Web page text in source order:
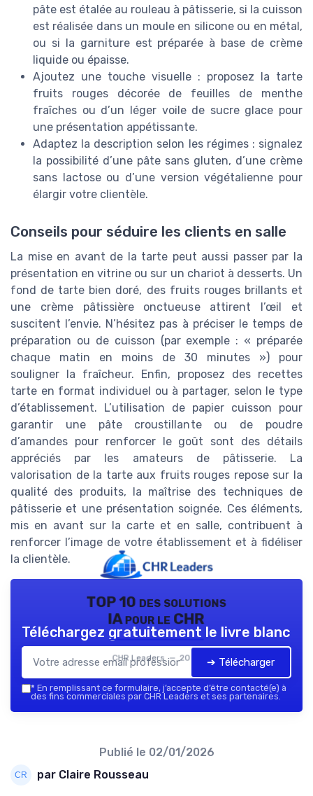
pâte est étalée au rouleau à pâtisserie, si la cuisson
est réalisée dans un moule en silicone ou en métal,
ou si la garniture est préparée à base de crème
liquide ou épaisse.
Ajoutez une touche visuelle : proposez la tarte
fruits rouges décorée de feuilles de menthe
fraîches ou d’un léger voile de sucre glace pour
une présentation appétissante.
Adaptez la description selon les régimes : signalez
la possibilité d’une pâte sans gluten, d’une crème
sans lactose ou d’une version végétalienne pour
élargir votre clientèle.
Conseils pour séduire les clients en salle
La mise en avant de la tarte peut aussi passer par la
présentation en vitrine ou sur un chariot à desserts. Un
fond de tarte bien doré, des fruits rouges brillants et
une crème pâtissière onctueuse attirent l’œil et
suscitent l’envie. N’hésitez pas à préciser le temps de
préparation ou de cuisson (par exemple : « préparée
chaque matin en moins de 30 minutes ») pour
souligner la fraîcheur. Enfin, proposez des recettes
tarte en format individuel ou à partager, selon le type
d’établissement. L’utilisation de papier cuisson pour
garantir une pâte croustillante ou de poudre
d’amandes pour renforcer le goût sont des détails
appréciés par les amateurs de pâtisserie. La
valorisation de la tarte aux fruits rouges repose sur la
qualité des produits, la maîtrise des techniques de
pâtisserie et une présentation soignée. Ces éléments,
mis en avant sur la carte et en salle, contribuent à
renforcer l’image de votre établissement et à fidéliser
la clientèle.
TOP 10 des solutions
IA pour le CHR
CHR Leaders — 2026
Téléchargez gratuitement le livre blanc
➔ Télécharger
* En remplissant ce formulaire, j’accepte d’être contacté(e) à
des fins commerciales par CHR Leaders et ses partenaires.
Publié le 02/01/2026
par Claire Rousseau